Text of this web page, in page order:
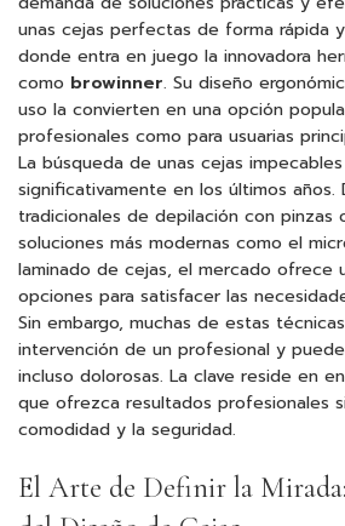
unas cejas perfectas de forma rápida
donde entra en juego la innovadora
como browinner. Su diseño
uso la convierten en una opción
profesionales como para usuarias
La búsqueda de unas cejas
significativamente en los últimos años.
tradicionales de depilación con pinzas
soluciones más modernas como el
laminado de cejas, el mercado ofrece
opciones para satisfacer las
Sin embargo, muchas de estas
intervención de un profesional y
incluso dolorosas. La clave reside en
que ofrezca resultados profesionales
comodidad y la seguridad.
El Arte de Definir la